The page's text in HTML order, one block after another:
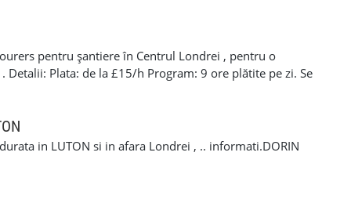
LIMITED
tarifului la locul actual de munca. Telefon / SMS /
nu raspundem imediat, trimiteti un mesaj scurt cu
incepe. Optional, puteti completa formularul din
Toni Timis & Daniel Timis T&D GLAZING AND
pentru șantiere în Centrul Londrei , pentru o
Plata: de la £15/h Program: 9 ore plătite pe zi. Se
de a lucra în weekend. Cerințe: CSCS Card. Drept de
254793 Mihai 📞 +44 7393 943242 Stefan
in LUTON si in afara Londrei , .. informati.DORIN